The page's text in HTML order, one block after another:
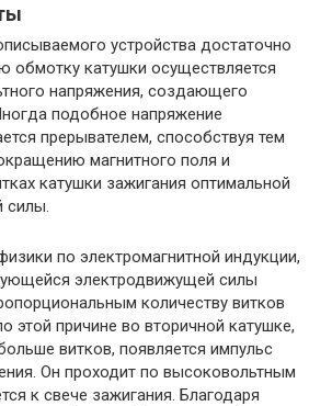
устройства достаточно
обмотку катушки осуществляется
напряжения, создающего
подобное напряжение
прерывателем, способствуя тем
магнитного поля и
катушки зажигания оптимальной
силы.
по электромагнитной индукции,
электродвижущей силы
количеству витков
этой причине во вторичной катушке,
витков, появляется импульс
Он проходит по высоковольтным
к свече зажигания. Благодаря